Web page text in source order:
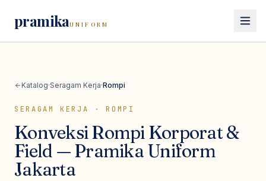
pramikaUNIFORM
Katalog
Seragam Kerja
Lihat semuaseragam kerja
Kemeja PDH
Kemeja PDL
Seragam Safety
Lihat semua
Seragam Sekolah
Katalog·Seragam Kerja·Rompi
SERAGAM KERJA ·ROMPI
Konveksi Rompi Korporat &
Field — Pramika Uniform
Jakarta